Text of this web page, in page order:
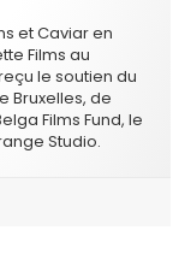
et Caviar en
Films au
le soutien du
Bruxelles, de
Films Fund, le
Studio.